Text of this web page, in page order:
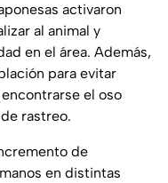
activaron
al animal y
en el área. Además,
para evitar
el oso
rastreo.
de
en distintas